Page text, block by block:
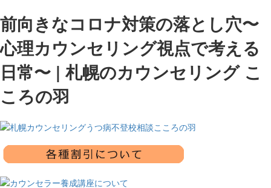
前向きなコロナ対策の落とし穴〜
心理カウンセリング視点で考える
日常〜 | 札幌のカウンセリング こ
ころの羽